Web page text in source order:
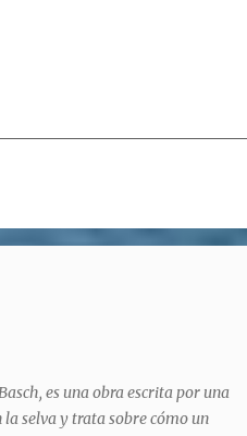
es una obra escrita por una
selva y trata sobre cómo un